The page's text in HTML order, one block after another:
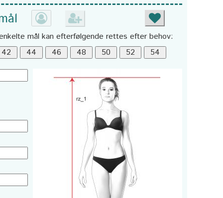
mål kan efterfølgende rettes efter behov: